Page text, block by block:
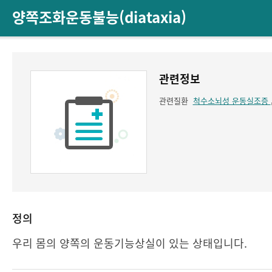
양쪽조화운동불능(diataxia)
관련정보
관련질환 척수소뇌성 운동실조증
정의
우리 몸의 양쪽의 운동기능상실이 있는 상태입니다.